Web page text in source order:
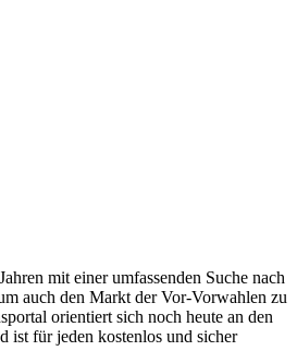
mit einer umfassenden Suche nach
auch den Markt der Vor-Vorwahlen zu
orientiert sich noch heute an den
ist für jeden kostenlos und sicher